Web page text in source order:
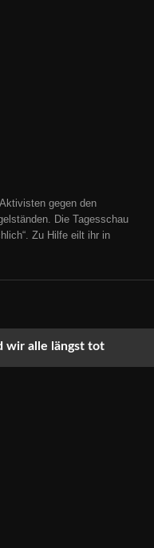
gegen den
Die Tagesschau
Zu Hilfe eilt ihr in
wir alle längst tot